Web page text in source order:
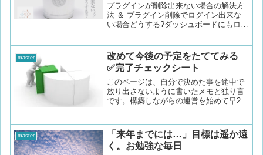
プラグインが削除出来ない場合の解決方
法 ＆ プラグイン削除でログイン出来な
い場合どうする?ダッシュボードにもログ
れか分からない思いもしない重大なエラ
ーでログイン不可能な場合、エラーでロ
グイン不可能。でも、全て削除だけは避
けたいFTPでエラー原因のプラグインを
削除し、一旦全てのプラグインを無効化
してアクセス＆ログインする
master
改めて今後の予定をたててみる
✅完了チェックシート
このページは、自分で決めた事を途中で
放り出さないように書いたメモと独り言
です。構築しながらの運営を始めて早2ヵ
か前進出来ないなぁ。と思いつつも 自
ら、あれもこれもと***
master
「来年までには…」目標は遥か遠
く。お勉強な毎日